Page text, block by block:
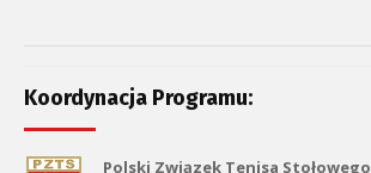
Koordynacja Programu:
Polski Związek Tenisa Stołowego